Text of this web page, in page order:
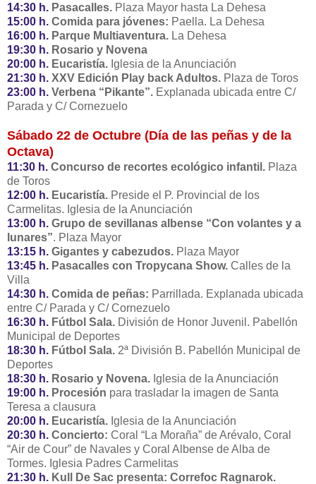
14:30 h. Pasacalles. Plaza Mayor hasta La Dehesa
15:00 h. Comida para jóvenes: Paella. La Dehesa
16:00 h. Parque Multiaventura. La Dehesa
19:30 h. Rosario y Novena
20:00 h. Eucaristía. Iglesia de la Anunciación
21:30 h. XXV Edición Play back Adultos. Plaza de Toros
23:00 h. Verbena “Pikante”. Explanada ubicada entre C/
Parada y C/ Cornezuelo
Sábado 22 de Octubre (Día de las peñas y de la
Octava)
11:30 h. Concurso de recortes ecológico infantil. Plaza
de Toros
12:00 h. Eucaristía. Preside el P. Provincial de los
Carmelitas. Iglesia de la Anunciación
13:00 h. Grupo de sevillanas albense “Con volantes y a
lunares”. Plaza Mayor
13:15 h. Gigantes y cabezudos. Plaza Mayor
13:45 h. Pasacalles con Tropycana Show. Calles de la
Villa
14:30 h. Comida de peñas: Parrillada. Explanada ubicada
entre C/ Parada y C/ Cornezuelo
16:30 h. Fútbol Sala. División de Honor Juvenil. Pabellón
Municipal de Deportes
18:30 h. Fútbol Sala. 2ª División B. Pabellón Municipal de
Deportes
18:30 h. Rosario y Novena. Iglesia de la Anunciación
19:00 h. Procesión para trasladar la imagen de Santa
Teresa a clausura
20:00 h. Eucaristía. Iglesia de la Anunciación
20:30 h. Concierto: Coral “La Moraña” de Arévalo, Coral
“Air de Cour” de Navales y Coral Albense de Alba de
Tormes. Iglesia Padres Carmelitas
21:30 h. Kull De Sac presenta: Correfoc Ragnarok.